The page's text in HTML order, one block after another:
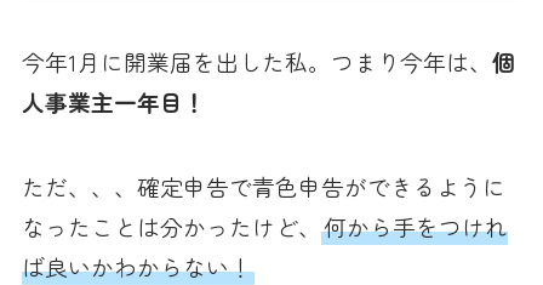
今年1月に開業届を出した私。つまり今年は、 個
人事業主一年目！
ただ、、、確定申告で青色申告ができるように
なったことは分かったけど、 何から手をつけれ
ば良いかわからない！